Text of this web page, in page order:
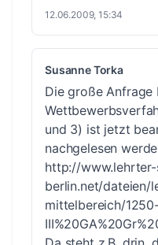
12.06.2009, 15:34
Susanne Torka
Die große Anfrage
und 3) ist jetzt
nachgelesen
http://
berlin.net/dateien/
mittelbereich/